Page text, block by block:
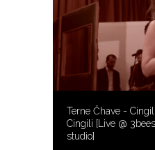
Terne Čhave - Cingili
Cingili [Live @ 3bees
studio]